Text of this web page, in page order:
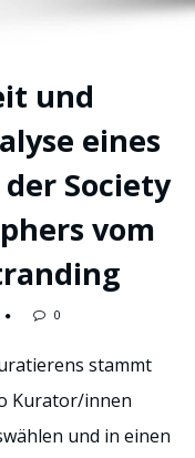
und
eines
Society
vom
0
stammt
Kurator/innen
und in einen